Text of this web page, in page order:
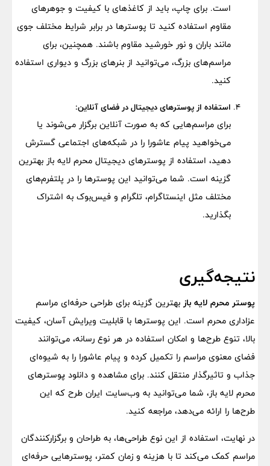
است. برای چاپ، باید از کاغذهای با کیفیت و جوهرهای
مقاوم استفاده کنید تا پوسترها در برابر شرایط مختلف جوی
مانند باران و نور خورشید مقاوم باشند. همچنین، برای
مراسم‌های بزرگ، می‌توانید از بنرهای بزرگ و دیواری استفاده
کنید.
استفاده از پوسترهای دیجیتال در فضای آنلاین:
برای مراسم‌هایی که به صورت آنلاین برگزار می‌شوند یا
می‌خواهید پیام عاشورا را در شبکه‌های اجتماعی گسترش
دهید، استفاده از پوسترهای دیجیتال محرم لایه باز بهترین
گزینه است. شما می‌توانید این پوسترها را در پلتفرم‌های
مختلف مثل اینستاگرام، تلگرام و فیس‌بوک به اشتراک
بگذارید.
نتیجه‌گیری
پوستر محرم لایه باز بهترین گزینه برای طراحی حرفه‌ای مراسم
عزاداری محرم است. این پوسترها با قابلیت ویرایش آسان، کیفیت
بالا، تنوع طرح‌ها و امکان استفاده در هر نوع رسانه، می‌توانند
فضای معنوی مراسم را تکمیل کرده و پیام عاشورا را به شیوه‌ای
جذاب و تاثیرگذار منتقل کنند. برای مشاهده و دانلود پوسترهای
محرم لایه باز، شما می‌توانید به وب‌سایت‌ ایران طرح که این
طرح‌ها را ارائه می‌دهد، مراجعه کنید.
در نهایت، استفاده از این نوع طراحی‌ها، به طراحان و برگزارکنندگان
مراسم کمک می‌کند تا با هزینه و زمان کمتر، پوسترهایی حرفه‌ای